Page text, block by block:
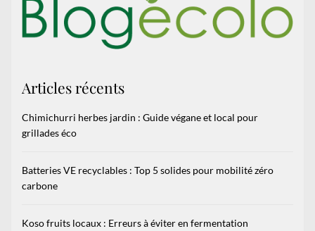
Articles récents
Chimichurri herbes jardin : Guide végane et local pour
grillades éco
Batteries VE recyclables : Top 5 solides pour mobilité zéro
carbone
Koso fruits locaux : Erreurs à éviter en fermentation